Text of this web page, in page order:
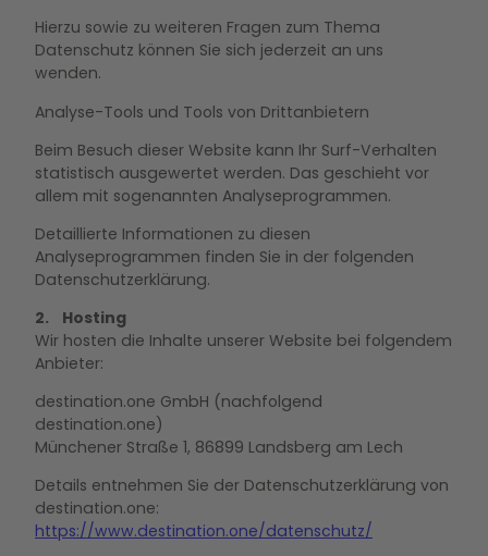
Hierzu sowie zu weiteren Fragen zum Thema
Datenschutz können Sie sich jederzeit an uns
wenden.
Analyse-Tools und Tools von Drittanbietern
Beim Besuch dieser Website kann Ihr Surf-Verhalten
statistisch ausgewertet werden. Das geschieht vor
allem mit sogenannten Analyseprogrammen.
Detaillierte Informationen zu diesen
Analyseprogrammen finden Sie in der folgenden
Datenschutzerklärung.
2. Hosting
Wir hosten die Inhalte unserer Website bei folgendem
Anbieter:
destination.one GmbH (nachfolgend
destination.one)
Münchener Straße 1, 86899 Landsberg am Lech
Details entnehmen Sie der Datenschutzerklärung von
destination.one:
https://www.destination.one/datenschutz/